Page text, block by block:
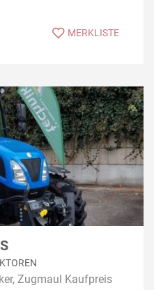
MERKLISTE
Zugmaul Kaufpreis